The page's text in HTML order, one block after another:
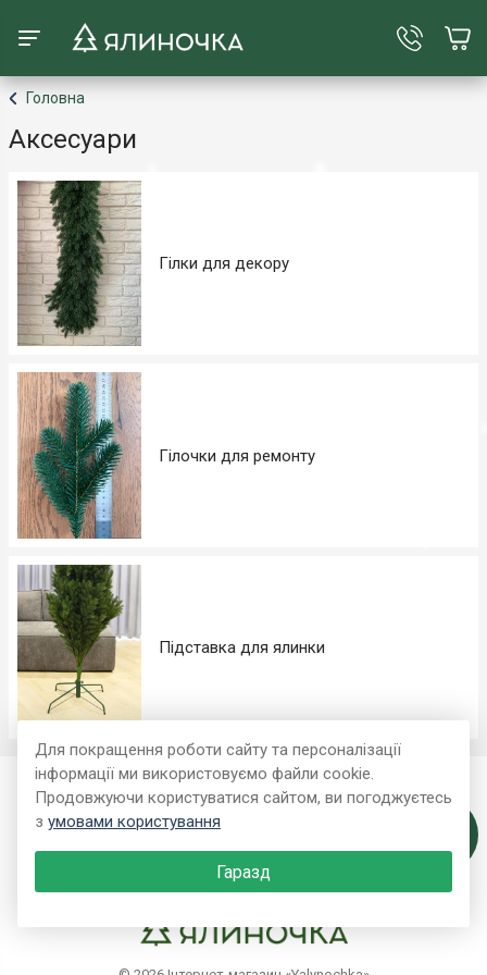
Головна
Аксесуари
Гілки для декору
Гілочки для ремонту
Підставка для ялинки
Покупцеві
Для покращення роботи сайту та персоналізації
інформації ми використовуємо файли cookie.
Продовжуючи користуватися сайтом, ви погоджуєтесь
з умовами користування
Гаразд
нами